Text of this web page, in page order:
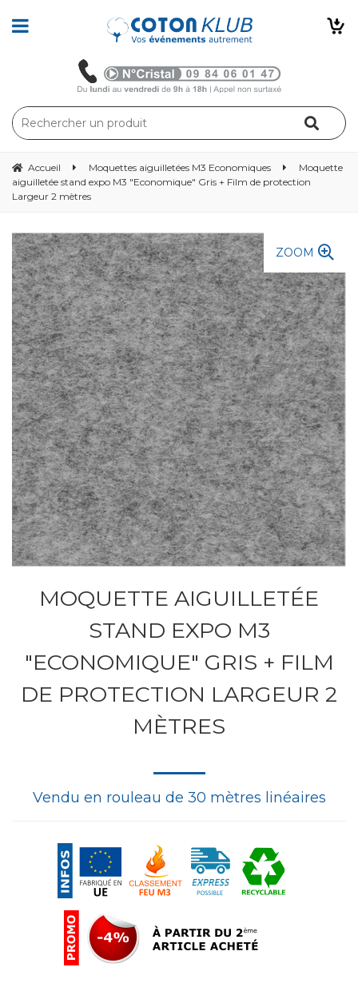
Accueil Moquettes aiguilletées M3 Economiques
Moquette
aiguilletée stand expo M3 "Economique" Gris + Film de protection
Largeur 2 mètres
ZOOM
MOQUETTE AIGUILLETÉE
STAND EXPO M3
"ECONOMIQUE" GRIS + FILM
DE PROTECTION LARGEUR 2
MÈTRES
Vendu en rouleau de 30 mètres linéaires